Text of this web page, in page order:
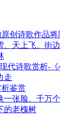
创诗歌作品
天上飞、街
代诗歌赏析-《
走
鉴赏
张脸、千万
的老槐树